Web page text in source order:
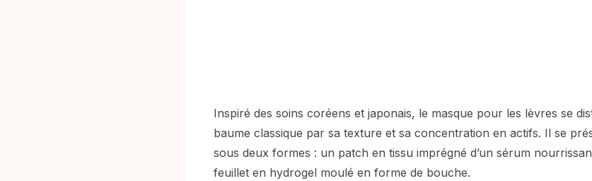
Inspiré des soins coréens et japonais, le masque pour les lèvres se
baume classique par sa texture et sa concentration en actifs. Il se
sous deux formes : un patch en tissu imprégné d’un sérum
feuillet en hydrogel moulé en forme de bouche.